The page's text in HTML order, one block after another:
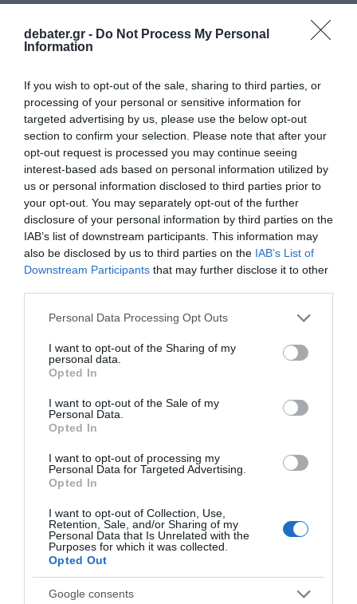
debater.gr - Do Not Process My Personal
Information
If you wish to opt-out of the sale, sharing to third parties, or
processing of your personal or sensitive information for
targeted advertising by us, please use the below opt-out
section to confirm your selection. Please note that after your
opt-out request is processed you may continue seeing
interest-based ads based on personal information utilized by
us or personal information disclosed to third parties prior to
your opt-out. You may separately opt-out of the further
disclosure of your personal information by third parties on the
IAB’s list of downstream participants. This information may
also be disclosed by us to third parties on the IAB’s List of
Downstream Participants that may further disclose it to other
Please note that this website/app uses one or more Google
not limited to your visit or usage behaviour. You may click to
grant or deny consent to Google and its third-party tags to
use your data for below specified purposes in below Google
consent section.
Personal Data Processing Opt Outs
I want to opt-out of the Sharing of my
personal data.
Opted In
I want to opt-out of the Sale of my
Personal Data.
Opted In
I want to opt-out of processing my
Personal Data for Targeted Advertising.
Opted In
I want to opt-out of Collection, Use,
Retention, Sale, and/or Sharing of my
Personal Data that Is Unrelated with the
Purposes for which it was collected.
Opted Out
Google consents
ΕΛΛΑΔΑ
Χαλκιδική: Εντός ορίων τα
αποτελέσματα από τις πρώτες
μικροβιολογικές αναλύσεις στο
πόσιμο νερό